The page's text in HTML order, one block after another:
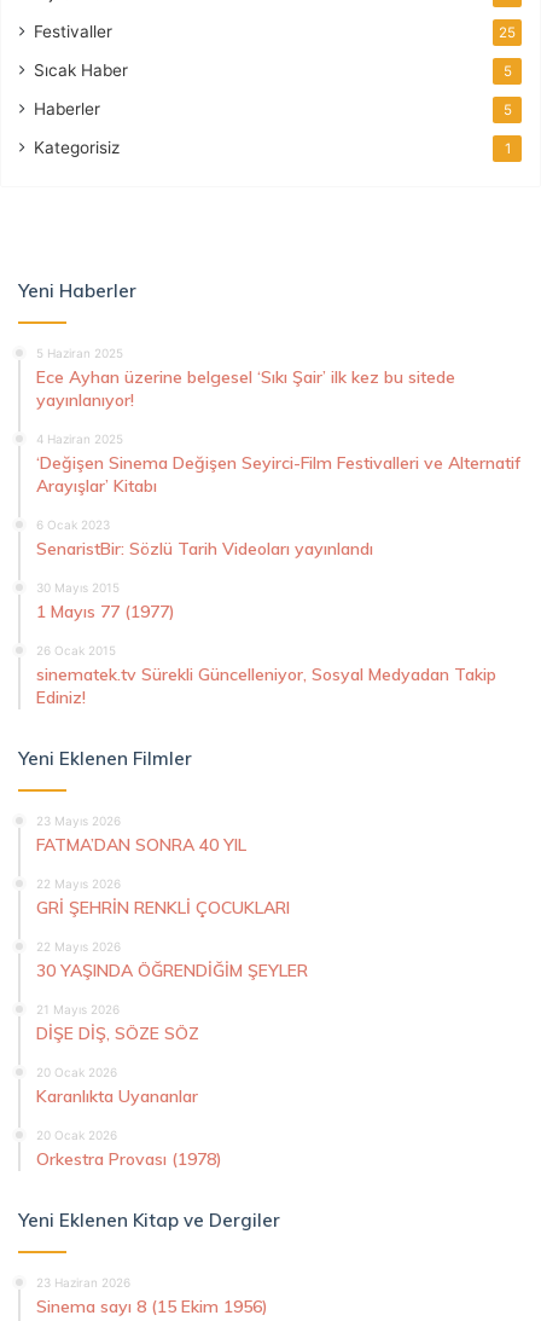
Festivaller 25
Sıcak Haber 5
Haberler 5
Kategorisiz 1
Yeni Haberler
5 Haziran 2025
Ece Ayhan üzerine belgesel ‘Sıkı Şair’ ilk kez bu sitede
yayınlanıyor!
4 Haziran 2025
‘Değişen Sinema Değişen Seyirci-Film Festivalleri ve Alternatif
Arayışlar’ Kitabı
6 Ocak 2023
SenaristBir: Sözlü Tarih Videoları yayınlandı
30 Mayıs 2015
1 Mayıs 77 (1977)
26 Ocak 2015
sinematek.tv Sürekli Güncelleniyor, Sosyal Medyadan Takip
Ediniz!
Yeni Eklenen Filmler
23 Mayıs 2026
FATMA’DAN SONRA 40 YIL
22 Mayıs 2026
GRİ ŞEHRİN RENKLİ ÇOCUKLARI
22 Mayıs 2026
30 YAŞINDA ÖĞRENDİĞİM ŞEYLER
21 Mayıs 2026
DİŞE DİŞ, SÖZE SÖZ
20 Ocak 2026
Karanlıkta Uyananlar
20 Ocak 2026
Orkestra Provası (1978)
Yeni Eklenen Kitap ve Dergiler
23 Haziran 2026
Sinema sayı 8 (15 Ekim 1956)